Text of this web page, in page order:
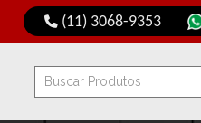
(11) 3068-9353